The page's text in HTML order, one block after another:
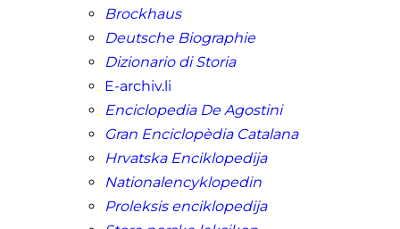
Brockhaus
Deutsche Biographie
Dizionario di Storia
E-archiv.li
Enciclopedia De Agostini
Gran Enciclopèdia Catalana
Hrvatska Enciklopedija
Nationalencyklopedin
Proleksis enciklopedija